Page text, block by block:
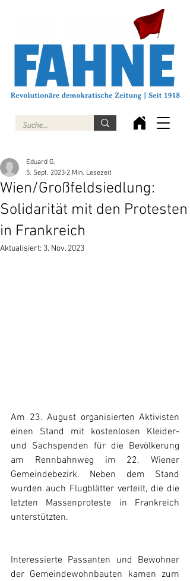
Wien/Großfeldsiedlung:
Solidarität mit den Protesten
in Frankreich
Eduard G.
5. Sept. 2023 2 Min. Lesezeit
Aktualisiert: 3. Nov. 2023
Am 23. August organisierten Aktivisten
einen Stand mit kostenlosen Kleider-
und Sachspenden für die Bevölkerung
am Rennbahnweg im 22. Wiener
Gemeindebezirk. Neben dem Stand
wurden auch Flugblätter verteilt, die die
letzten Massenproteste in Frankreich
unterstützten.
Interessierte Passanten und Bewohner
der Gemeindewohnbauten kamen zum